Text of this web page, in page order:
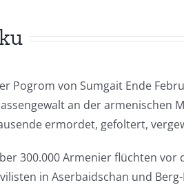
Pogrom von Sumgait Ende
an der armenischen
ermordet, gefoltert,
300.000 Armenier flüchten
in Aserbaidschan und